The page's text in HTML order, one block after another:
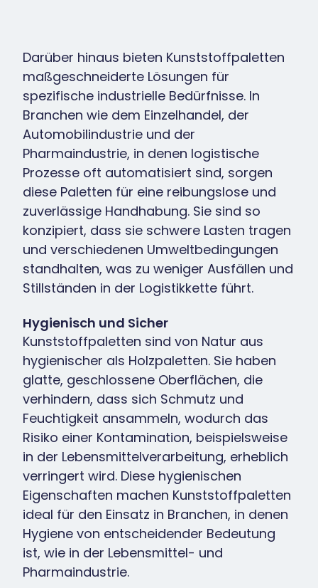
Darüber hinaus bieten Kunststoffpaletten
maßgeschneiderte Lösungen für
spezifische industrielle Bedürfnisse. In
Branchen wie dem Einzelhandel, der
Automobilindustrie und der
Pharmaindustrie, in denen logistische
Prozesse oft automatisiert sind, sorgen
diese Paletten für eine reibungslose und
zuverlässige Handhabung. Sie sind so
konzipiert, dass sie schwere Lasten tragen
und verschiedenen Umweltbedingungen
standhalten, was zu weniger Ausfällen und
Stillständen in der Logistikkette führt.
Hygienisch und Sicher
Kunststoffpaletten sind von Natur aus
hygienischer als Holzpaletten. Sie haben
glatte, geschlossene Oberflächen, die
verhindern, dass sich Schmutz und
Feuchtigkeit ansammeln, wodurch das
Risiko einer Kontamination, beispielsweise
in der Lebensmittelverarbeitung, erheblich
verringert wird. Diese hygienischen
Eigenschaften machen Kunststoffpaletten
ideal für den Einsatz in Branchen, in denen
Hygiene von entscheidender Bedeutung
ist, wie in der Lebensmittel- und
Pharmaindustrie.